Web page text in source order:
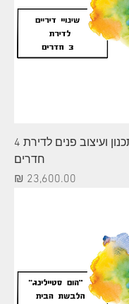
שינויי דיירים- תכנון ועיצוב פנים לדירת 4
חדרים
מחיר